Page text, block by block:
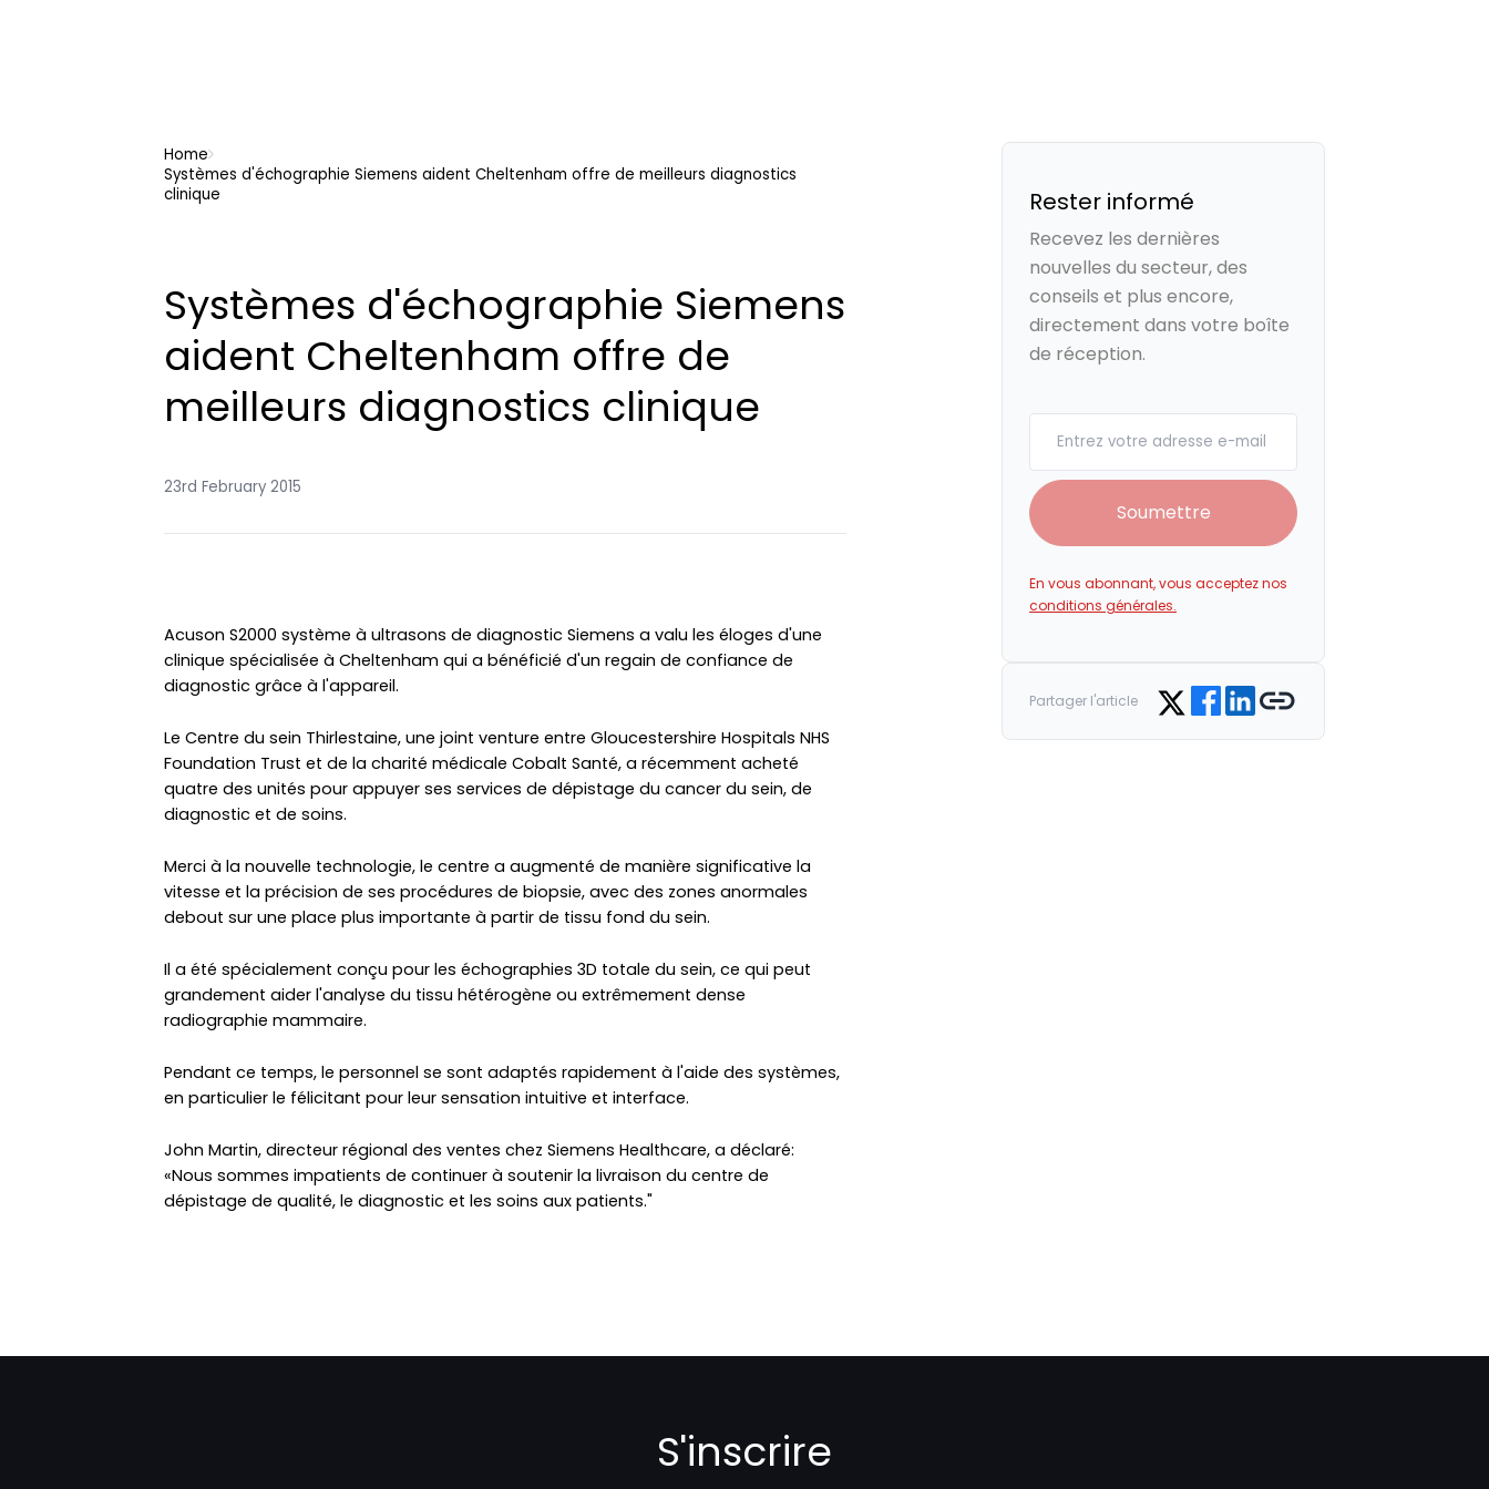
Home
Systèmes d'échographie Siemens aident Cheltenham offre de meilleurs diagnostics
clinique
Systèmes d'échographie Siemens
aident Cheltenham offre de
meilleurs diagnostics clinique
23rd February 2015
Acuson S2000 système à ultrasons de diagnostic Siemens a valu les éloges d'une
clinique spécialisée à Cheltenham qui a bénéficié d'un regain de confiance de
diagnostic grâce à l'appareil.
Le Centre du sein Thirlestaine, une joint venture entre Gloucestershire Hospitals NHS
Foundation Trust et de la charité médicale Cobalt Santé, a récemment acheté
quatre des unités pour appuyer ses services de dépistage du cancer du sein, de
diagnostic et de soins.
Merci à la nouvelle technologie, le centre a augmenté de manière significative la
vitesse et la précision de ses procédures de biopsie, avec des zones anormales
debout sur une place plus importante à partir de tissu fond du sein.
Il a été spécialement conçu pour les échographies 3D totale du sein, ce qui peut
grandement aider l'analyse du tissu hétérogène ou extrêmement dense
radiographie mammaire.
Pendant ce temps, le personnel se sont adaptés rapidement à l'aide des systèmes,
en particulier le félicitant pour leur sensation intuitive et interface.
John Martin, directeur régional des ventes chez Siemens Healthcare, a déclaré:
«Nous sommes impatients de continuer à soutenir la livraison du centre de
dépistage de qualité, le diagnostic et les soins aux patients."
Rester informé
Recevez les dernières
nouvelles du secteur, des
conseils et plus encore,
directement dans votre boîte
de réception.
Soumettre
En vous abonnant, vous acceptez nos
conditions générales.
Partager l'article Share on Twitter
Share on Facebook
Share on LinkedIn
Copy link
S'inscrire